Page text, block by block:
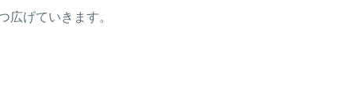
広げていきます。